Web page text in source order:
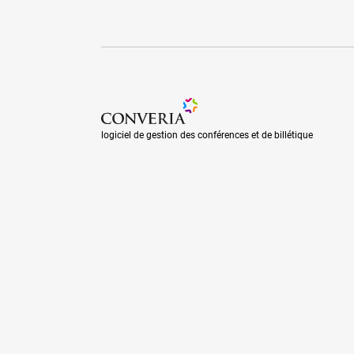
logiciel de gestion des conférences et de
logiciel de gestion des conférences et de billétique